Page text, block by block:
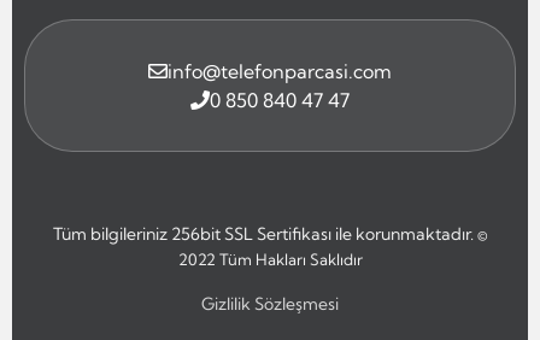
info@telefonparcasi.com
0 850 840 47 47
Tüm bilgileriniz 256bit SSL Sertifikası ile korunmaktadır.©
2022 Tüm Hakları Saklıdır
Gizlilik Sözleşmesi